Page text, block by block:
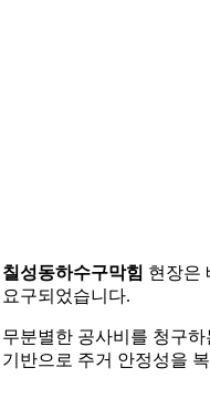
칠성동하수구막힘 현장은
구되었습니다.
분별한 공사비를 청구하
반으로 주거 안정성을